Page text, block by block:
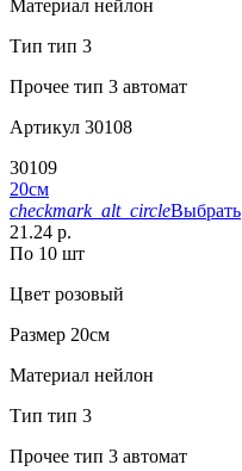
Материал нейлон
Тип тип 3
Прочее тип 3 автомат
Артикул 30108
30109
20см
checkmark_alt_circleВыбрать
21.24 р.
По 10 шт
Цвет розовый
Размер 20см
Материал нейлон
Тип тип 3
Прочее тип 3 автомат